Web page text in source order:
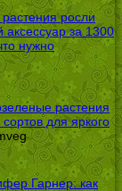
росли
за 1300
нужно
растения
для яркого
Гарнер: как